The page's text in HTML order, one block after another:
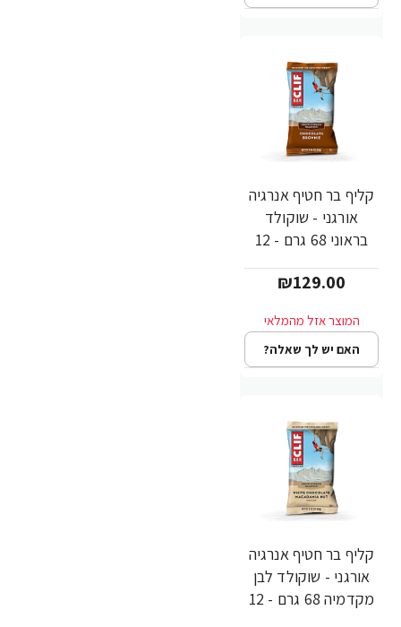
קליף בר חטיף אנרגיה
אורגני - שוקולד
בראוני 68 גרם - 12
Bar
₪129.00
האם יש לך שאלה?
קליף בר חטיף אנרגיה
אורגני - שוקולד לבן
מקדמיה 68 גרם - 12